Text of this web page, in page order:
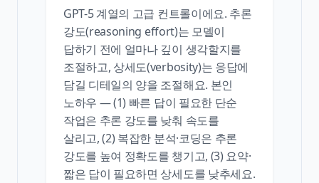
GPT-5 계열의 고급 컨트롤이에요. 추론
강도(reasoning effort)는 모델이
답하기 전에 얼마나 깊이 생각할지를
조절하고, 상세도(verbosity)는 응답에
담길 디테일의 양을 조절해요. 본인
노하우 — (1) 빠른 답이 필요한 단순
작업은 추론 강도를 낮춰 속도를
살리고, (2) 복잡한 분석·코딩은 추론
강도를 높여 정확도를 챙기고, (3) 요약·
짧은 답이 필요하면 상세도를 낮추세요.